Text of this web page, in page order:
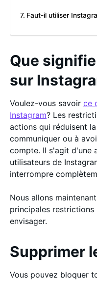
Faut-il utiliser
Que
sur
Voulez-vous savoir ce
Instagram? Les
actions qui réduisent
communiquer ou à
compte. Il s'agit d'une
utilisateurs de
interrompre
Nous allons
principales restrictions
envisager.
Supprimer
Vous pouvez bloquer